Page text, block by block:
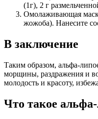
(1г), 2 г
Омолаживающая
жожоба). Нанесите
В заключение
Таким образом, альфа-
морщины, раздражения и
молодость и красоту,
Что такое